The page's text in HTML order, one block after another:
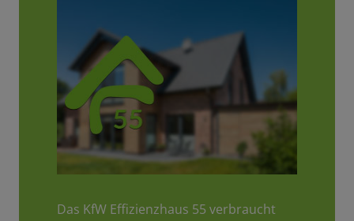
Das KfW Effizienzhaus 55 verbraucht